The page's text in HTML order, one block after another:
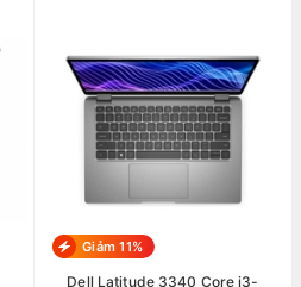
Giảm 11%
Dell Latitude 3340 Core i3-